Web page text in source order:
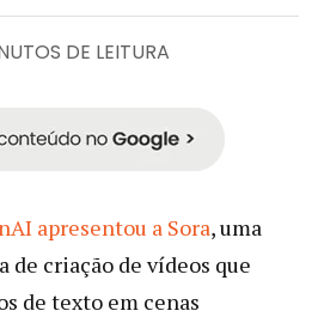
DE LEITURA
apresentou a Sora, uma
de criação de vídeos que
de texto em cenas